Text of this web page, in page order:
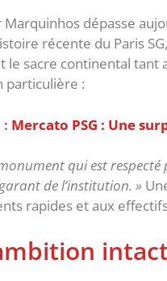
Marquinhos dépasse
récente du Paris
le sacre continental tant
particulière :
: Mercato PSG : Une
qui est
garant de l’institution. »
rapides et aux